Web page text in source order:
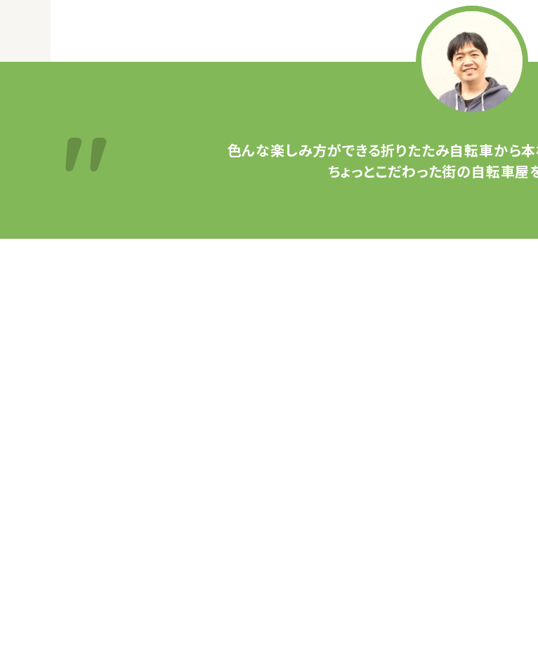
色んな楽しみ方ができる折りたたみ自転車から本
ちょっとこだわった街の自転車屋